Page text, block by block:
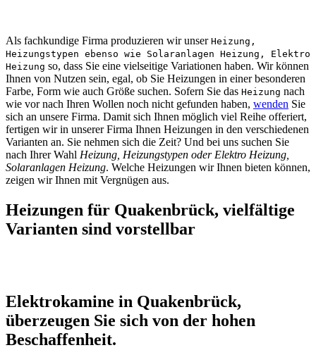
Als fachkundige Firma produzieren wir unser Heizung,
Heizungstypen ebenso wie Solaranlagen Heizung, Elektro
Heizung so, dass Sie eine vielseitige Variationen haben. Wir können
Ihnen von Nutzen sein, egal, ob Sie Heizungen in einer besonderen
Farbe, Form wie auch Größe suchen. Sofern Sie das Heizung nach
wie vor nach Ihren Wollen noch nicht gefunden haben, wenden Sie
sich an unsere Firma. Damit sich Ihnen möglich viel Reihe offeriert,
fertigen wir in unserer Firma Ihnen Heizungen in den verschiedenen
Varianten an. Sie nehmen sich die Zeit? Und bei uns suchen Sie
nach Ihrer Wahl Heizung, Heizungstypen oder Elektro Heizung,
Solaranlagen Heizung. Welche Heizungen wir Ihnen bieten können,
zeigen wir Ihnen mit Vergnügen aus.
Heizungen für Quakenbrück, vielfältige
Varianten sind vorstellbar
Elektrokamine in Quakenbrück,
überzeugen Sie sich von der hohen
Beschaffenheit.